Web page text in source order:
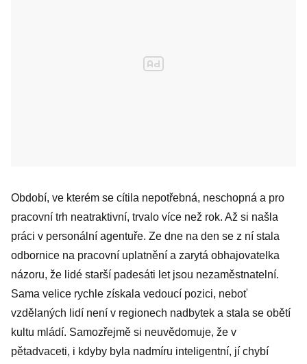
Období, ve kterém se cítila nepotřebná, neschopná a pro
pracovní trh neatraktivní, trvalo více než rok. Až si našla
práci v personální agentuře. Ze dne na den se z ní stala
odbornice na pracovní uplatnění a zarytá obhajovatelka
názoru, že lidé starší padesáti let jsou nezaměstnatelní.
Sama velice rychle získala vedoucí pozici, neboť
vzdělaných lidí není v regionech nadbytek a stala se obětí
kultu mládí. Samozřejmě si neuvědomuje, že v
pětadvaceti, i kdyby byla nadmíru inteligentní, jí chybí